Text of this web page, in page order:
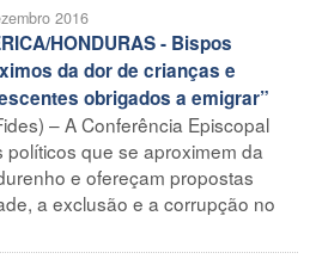
2016
HONDURAS - Bispos
da dor de crianças e
obrigados a emigrar”
– A Conferência Episcopal
que se aproximem da
e ofereçam propostas
a exclusão e a corrupção no